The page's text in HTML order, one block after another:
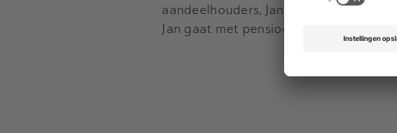
aandeelhouders, Jan en Geert
Jan gaat met pensioen. Wat de